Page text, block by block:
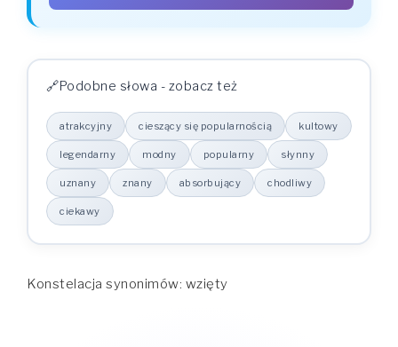
wziętego wziętej wziętego
Celownik wziętemu wziętej
Narzędnik wziętym wziętą wziętym
Miejscownik wziętym wziętej wziętym
Podobne słowa - zobacz też
atrakcyjny cieszący się popularnością kultowy
legendarny modny popularny słynny
uznany znany absorbujący chodliwy
ciekawy
Konstelacja synonimów: wzięty